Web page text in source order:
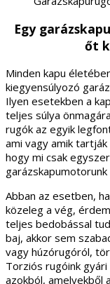
Egy
őt
Minden kapu
kiegyensúlyozó
Ilyen esetekben a
teljes súlya
rugók az egyik
ami vagy amik
hogy mi csak
Abban az esetben,
közeleg a vég,
teljes bedobással
baj, akkor sem
vagy húzórugóról,
Torziós rugóink
azokból, amelyekből